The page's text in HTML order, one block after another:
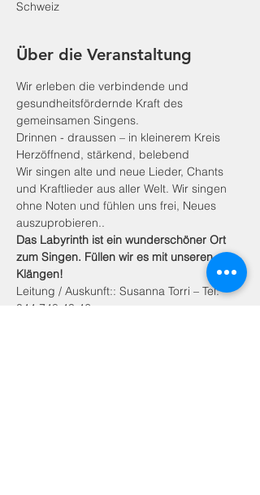
Schweiz
Über die Veranstaltung
Wir erleben die verbindende und
gesundheitsfördernde Kraft des
gemeinsamen Singens.
Drinnen - draussen – in kleinerem Kreis
Herzöffnend, stärkend, belebend
Wir singen alte und neue Lieder, Chants
und Kraftlieder aus aller Welt. Wir singen
ohne Noten und fühlen uns frei, Neues
auszuprobieren..
Das Labyrinth ist ein wunderschöner Ort
zum Singen. Füllen wir es mit unseren
Klängen!
Leitung / Auskunft:: Susanna Torri – Tel:
044 748 43 46